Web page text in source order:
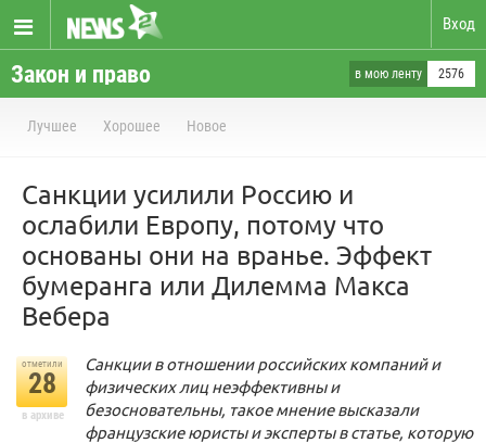
Вход
Закон и право в мою ленту 2576
Лучшее Хорошее Новое
Санкции усилили Россию и
ослабили Европу, потому что
основаны они на вранье. Эффект
бумеранга или Дилемма Макса
Вебера
отметили
28
в архиве
Санкции в отношении российских компаний и
физических лиц неэффективны и
безосновательны, такое мнение высказали
французские юристы и эксперты в статье, которую